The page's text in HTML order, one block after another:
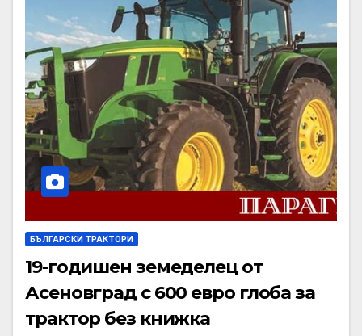
БЪЛГАРСКИ ТРАКТОРИ
19-годишен земеделец от
Асеновград с 600 евро глоба за
трактор без книжка